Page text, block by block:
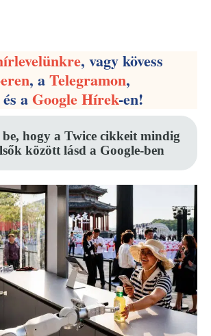
, vagy kövess
, aTelegramon,
és aGoogle Hírek-en!
hogy a Twice cikkeit mindig
között lásd a Google-ben